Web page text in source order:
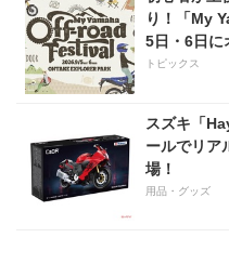
り！「My
5日・6日に
で実施！
トピックス
スズキ「
ールでリア
場！
用品・グッズ